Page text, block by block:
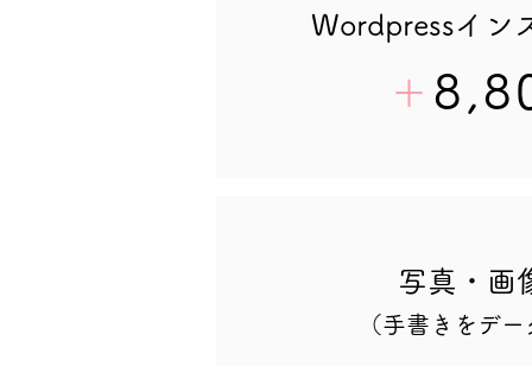
​Wordpressイン
＋
写真・画
（手書きをデ